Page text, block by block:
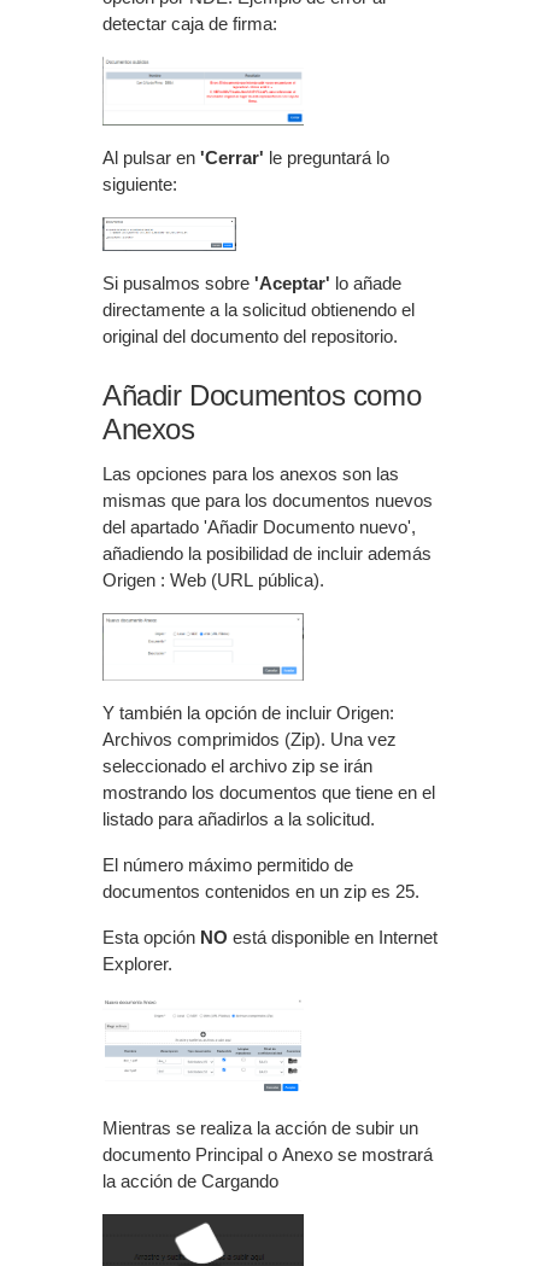
detectar caja de firma:
Al pulsar en 'Cerrar' le preguntará lo
siguiente:
Si pusalmos sobre 'Aceptar' lo añade
directamente a la solicitud obtienendo el
original del documento del repositorio.
Añadir Documentos como
Anexos
Las opciones para los anexos son las
mismas que para los documentos nuevos
del apartado 'Añadir Documento nuevo',
añadiendo la posibilidad de incluir además
Origen : Web (URL pública).
Y también la opción de incluir Origen:
Archivos comprimidos (Zip). Una vez
seleccionado el archivo zip se irán
mostrando los documentos que tiene en el
listado para añadirlos a la solicitud.
El número máximo permitido de
documentos contenidos en un zip es 25.
Esta opción NO está disponible en Internet
Explorer.
Mientras se realiza la acción de subir un
documento Principal o Anexo se mostrará
la acción de Cargando